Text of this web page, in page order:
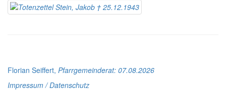
Florian Seiffert, Pfarrgemeinderat: 07.08.2026
Impressum / Datenschutz